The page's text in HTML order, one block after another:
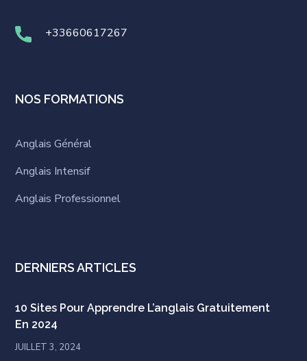
+33660617267
NOS FORMATIONS
Anglais Général
Anglais Intensif
Anglais Professionnel
DERNIERS ARTICLES
10 Sites Pour Apprendre L’anglais Gratuitement
En 2024
JUILLET 3, 2024